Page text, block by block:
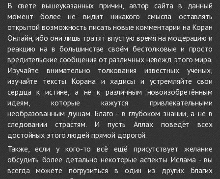
В свете вышеуказанных причин, автор сайта в данный
момент более не видит никакого смысла оставлять
открытой возможность писать новые комментарии на Коран
Онлайн, ибо они лишь тратят впустую время на модерацию и
реакцию на в большинстве своём бестолковые и просто
вредительские сообщения от различных невежд этого мира.
Изучайте внимательно толкования известных учёных,
изучайте тексты Корана и хадисы и устремляйте свои
сердца к истине, а не к различным новоизобретённым
идеям, которые кажутся привлекательными
необразованным душам. Благо - в глубоком знании, а не в
следовании страстям. И пусть Аллах поведёт всех
достойных этого людей прямой дорогой.
Также, если у кого-то всё ещё присутствует желание
обсудить более детально некоторые аспекты Ислама - вы
всегда можете погрузиться в один из других благих